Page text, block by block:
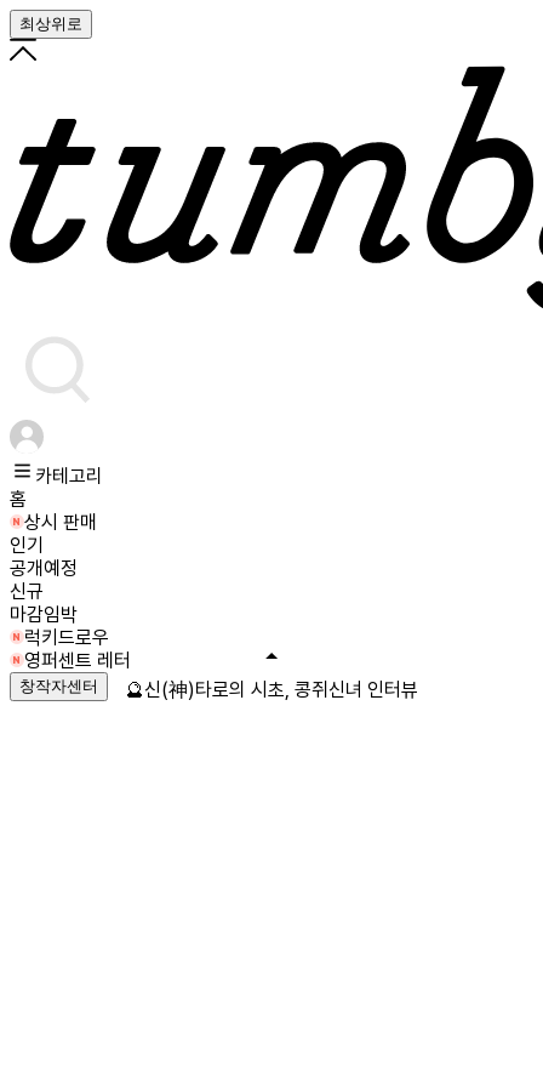
최상위로
카테고리
홈
상시 판매
인기
공개예정
신규
마감임박
럭키드로우
영퍼센트 레터
창작자센터 🔮신(神)타로의 시초, 콩쥐신녀 인터뷰